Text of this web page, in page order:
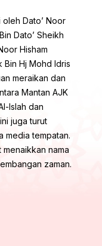
Dato’ Noor
Dato’ Sheikh
Hisham
Bin Hj Mohd Idris
meraikan dan
Mantan AJK
Islah dan
juga turut
media tempatan.
nama
zaman.